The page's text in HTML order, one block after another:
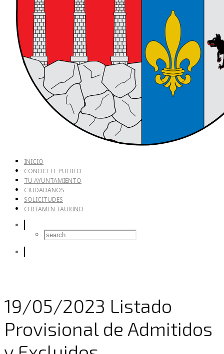
INICIO
CONOCE EL PUEBLO
TU AYUNTAMIENTO
CIUDADANOS
SOLICITUDES
CERTAMEN TAURINO
19/05/2023 Listado
Provisional de Admitidos